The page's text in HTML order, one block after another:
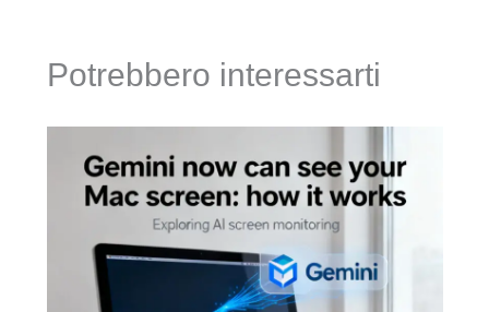
Potrebbero interessarti